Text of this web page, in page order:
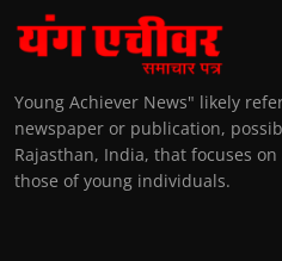
Young Achiever News" likely
newspaper or publication,
Rajasthan, India, that focuses
those of young individuals.